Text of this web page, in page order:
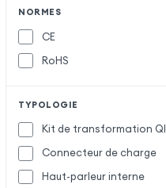
NORMES
CE
RoHS
TYPOLOGIE
Kit de transformation QI
Connecteur de charge
Haut-parleur interne